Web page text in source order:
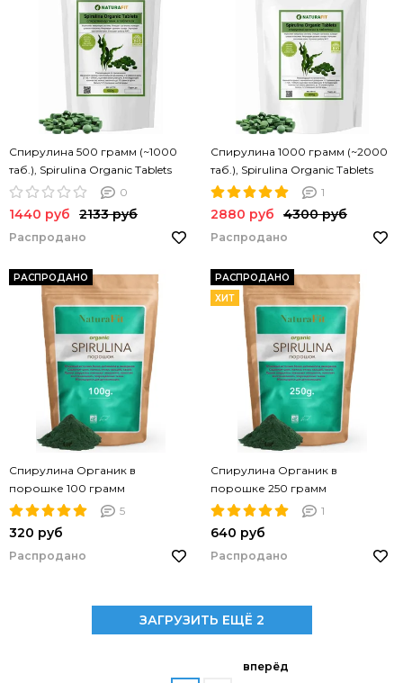
Спирулина 500 грамм (~1000
таб.), Spirulina Organic Tablets
NATURAFIT 500g. Спирулина в
таблетках. PREMIUM
0
1440 руб 2133 руб
Распродано
Спирулина 1000 грамм (~2000
таб.), Spirulina Organic Tablets
NATURAFIT 1000g. Спирулина в
таблетках. PREMIUM
1
2880 руб 4300 руб
Распродано
РАСПРОДАНО
Спирулина Органик в
порошке 100 грамм
5
320 руб
Распродано
РАСПРОДАНО
ХИТ
Спирулина Органик в
порошке 250 грамм
1
640 руб
Распродано
ЗАГРУЗИТЬ ЕЩЁ 2
вперёд